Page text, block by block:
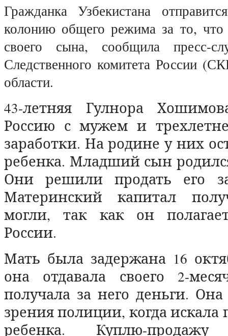
Гражданка Узбекистана
колонию общего режима за то, что
своего сына, сообщила пресс-
Следственного комитета России
области.
43-летняя Гулнора
Россию с мужем и
заработки. На родине у них
ребенка. Младший сын
Они решили продать его
Материнский капитал
могли, так как он
России.
Мать была задержана 16
она отдавала своего 2-
получала за него деньги.
зрения полиции, когда искала
ребенка. Куплю-продажу